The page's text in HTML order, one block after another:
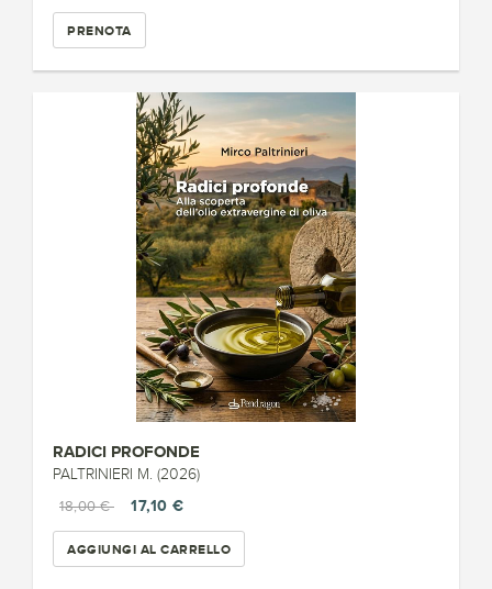
PRENOTA
RADICI PROFONDE
PALTRINIERI M. (2026)
18,00 €
17,10 €
AGGIUNGI AL CARRELLO